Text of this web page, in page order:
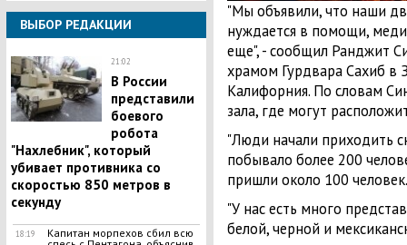
ВЫБОР РЕДАКЦИИ
21:02
В России
представили
боевого
робота
"Нахлебник", который
убивает противника со
скоростью 850 метров в
секунду
18:19
Капитан морпехов сбил всю
"Мы объявили, что наши
нуждается в помощи,
еще", - сообщил Ранджит
храмом Гурдвара Сахиб в
Калифорния. По словам
зала, где могут
"Люди начали приходить
побывало более 200
пришли около 100 человек.
"У нас есть много
белой, черной и